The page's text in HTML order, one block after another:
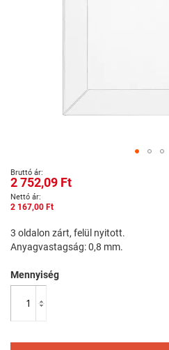
Ugrás
a
képgaléria
elejére
2 752,09 Ft
2 167,00 Ft
3 oldalon zárt, felül nyitott.
Anyagvastagság: 0,8 mm.
Mennyiség